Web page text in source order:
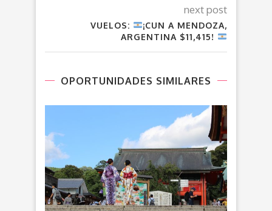
next post
VUELOS:
¡CUN A MENDOZA,
ARGENTINA $11,415!
OPORTUNIDADES SIMILARES